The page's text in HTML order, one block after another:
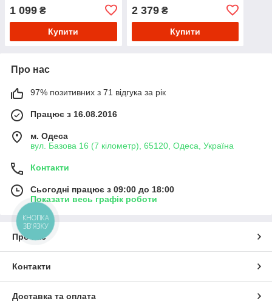
1 099 ₴
Купити
2 379₴
Купити
Про нас
97% позитивних з 71 відгука за рік
Працює з 16.08.2016
м. Одеса
вул. Базова 16 (7 кілометр), 65120, Одеса, Україна
Контакти
Сьогодні працює з 09:00 до 18:00
Показати весь графік роботи
Про нас
Контакти
Доставка та оплата
КНОПКА
ЗВ'ЯЗКУ